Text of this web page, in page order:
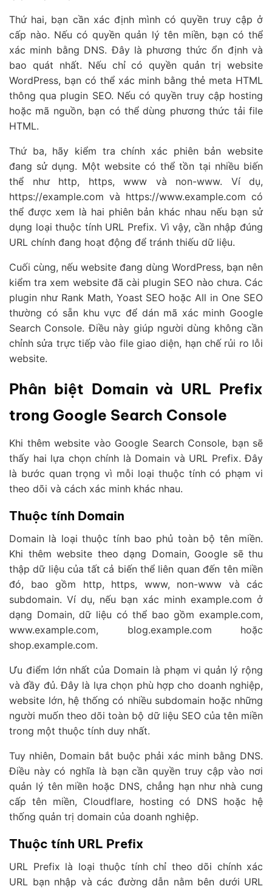
Thứ hai, bạn cần xác định mình có quyền truy cập ở
cấp nào. Nếu có quyền quản lý tên miền, bạn có thể
xác minh bằng DNS. Đây là phương thức ổn định và
bao quát nhất. Nếu chỉ có quyền quản trị website
WordPress, bạn có thể xác minh bằng thẻ meta HTML
thông qua plugin SEO. Nếu có quyền truy cập hosting
hoặc mã nguồn, bạn có thể dùng phương thức tải file
HTML.
Thứ ba, hãy kiểm tra chính xác phiên bản website
đang sử dụng. Một website có thể tồn tại nhiều biến
thể như http, https, www và non-www. Ví dụ,
https://example.com và https://www.example.com có
thể được xem là hai phiên bản khác nhau nếu bạn sử
dụng loại thuộc tính URL Prefix. Vì vậy, cần nhập đúng
URL chính đang hoạt động để tránh thiếu dữ liệu.
Cuối cùng, nếu website đang dùng WordPress, bạn nên
kiểm tra xem website đã cài plugin SEO nào chưa. Các
plugin như Rank Math, Yoast SEO hoặc All in One SEO
thường có sẵn khu vực để dán mã xác minh Google
Search Console. Điều này giúp người dùng không cần
chỉnh sửa trực tiếp vào file giao diện, hạn chế rủi ro lỗi
website.
Phân biệt Domain và URL Prefix
trong Google Search Console
Khi thêm website vào Google Search Console, bạn sẽ
thấy hai lựa chọn chính là Domain và URL Prefix. Đây
là bước quan trọng vì mỗi loại thuộc tính có phạm vi
theo dõi và cách xác minh khác nhau.
Thuộc tính Domain
Domain là loại thuộc tính bao phủ toàn bộ tên miền.
Khi thêm website theo dạng Domain, Google sẽ thu
thập dữ liệu của tất cả biến thể liên quan đến tên miền
đó, bao gồm http, https, www, non-www và các
subdomain. Ví dụ, nếu bạn xác minh example.com ở
dạng Domain, dữ liệu có thể bao gồm example.com,
www.example.com, blog.example.com hoặc
shop.example.com.
Ưu điểm lớn nhất của Domain là phạm vi quản lý rộng
và đầy đủ. Đây là lựa chọn phù hợp cho doanh nghiệp,
website lớn, hệ thống có nhiều subdomain hoặc những
người muốn theo dõi toàn bộ dữ liệu SEO của tên miền
trong một thuộc tính duy nhất.
Tuy nhiên, Domain bắt buộc phải xác minh bằng DNS.
Điều này có nghĩa là bạn cần quyền truy cập vào nơi
quản lý tên miền hoặc DNS, chẳng hạn như nhà cung
cấp tên miền, Cloudflare, hosting có DNS hoặc hệ
thống quản trị domain của doanh nghiệp.
Thuộc tính URL Prefix
URL Prefix là loại thuộc tính chỉ theo dõi chính xác
URL bạn nhập và các đường dẫn nằm bên dưới URL